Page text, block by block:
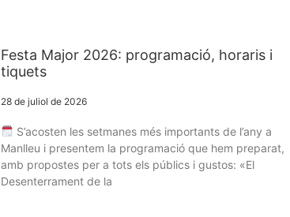
Festa Major 2026: programació, horaris i
tiquets
28 de juliol de 2026
S’acosten les setmanes més importants de l’any a
Manlleu i presentem la programació que hem preparat,
amb propostes per a tots els públics i gustos: «El
Desenterrament de la